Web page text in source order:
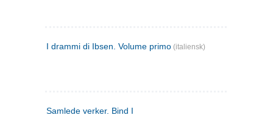
I drammi di Ibsen. Volume primo (italiensk)
Samlede verker. Bind I